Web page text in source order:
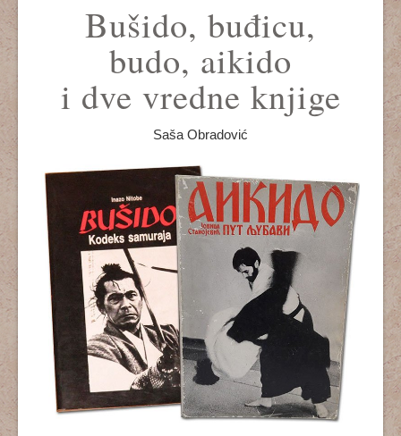
Dešavanja
Aikikai Srbije
Tekstovi
Kultura
Bušido, buđicu,
budo, aikido
i dve vredne knjige
Saša Obradović